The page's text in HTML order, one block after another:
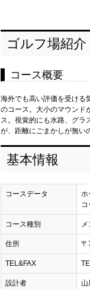
ゴルフ場紹介
コース概要
海外でも高い評価を受ける
のコース。大小のマウンド
ス。視覚的にも水路、グラ
が、距離にごまかしが無い
基本情報
コースデータ
ホ
コース種別
住所 〒
TEL&FAX
設計者 山